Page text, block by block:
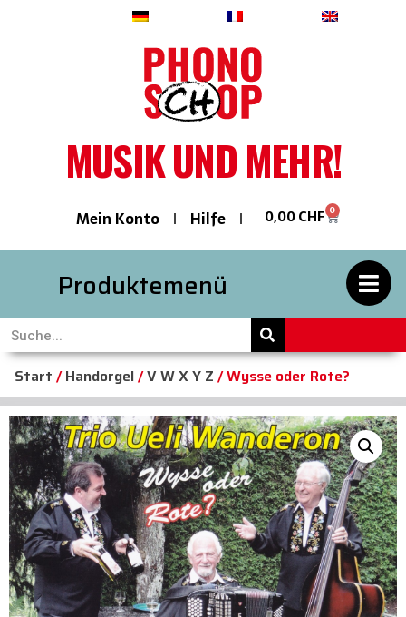
MUSIK UND MEHR!
Mein Konto Hilfe 0,00CHF 0
Produktemenü
Start /Handorgel/V W X Y Z / Wysse oder Rote?